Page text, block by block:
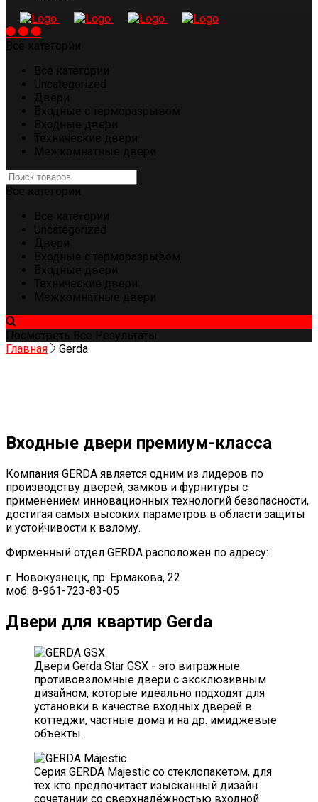
Главная
Gerda
Входные двери премиум-класса
Компания GERDA является одним из лидеров по
производству дверей, замков и фурнитуры с
применением инновационных технологий безопасности,
достигая самых высоких параметров в области защиты
и устойчивости к взлому.
Фирменный отдел GERDA расположен по адресу:
г. Новокузнецк, пр. Ермакова, 22
моб: 8-961-723-83-05
Двери для квартир Gerda
Двери Gerda Star GSХ - это витражные
противовзломные двери с эксклюзивным
дизайном, которые идеально подходят для
установки в качестве входных дверей в
коттеджи, частные дома и на др. имиджевые
объекты.
Серия GERDA Majestic со стеклопакетом, для
тех кто предпочитает изысканный дизайн
сочетании со сверхнадёжностью входной